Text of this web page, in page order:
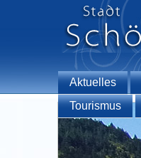
Aktuelles
Tourismus